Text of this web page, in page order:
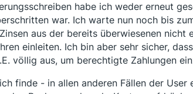
habe ich weder erneut
war. Ich warte nun noch bis
aus der bereits überwiesenen
einleiten. Ich bin aber sehr sicher,
völlig aus, um berechtigte Zahlungen
finde - in allen anderen Fällen der